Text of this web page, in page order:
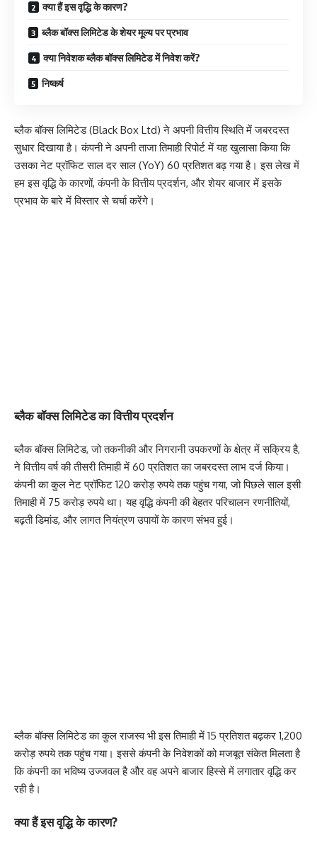
क्या हैं इस वृद्धि के कारण?
ब्लैक बॉक्स लिमिटेड के शेयर मूल्य पर प्रभाव
क्या निवेशक ब्लैक बॉक्स लिमिटेड में निवेश करें?
निष्कर्ष
ब्लैक बॉक्स लिमिटेड (Black Box Ltd) ने अपनी वित्तीय स्थिति में जबरदस्त
सुधार दिखाया है। कंपनी ने अपनी ताजा तिमाही रिपोर्ट में यह खुलासा किया कि
उसका नेट प्रॉफिट साल दर साल (YoY) 60 प्रतिशत बढ़ गया है। इस लेख में
हम इस वृद्धि के कारणों, कंपनी के वित्तीय प्रदर्शन, और शेयर बाजार में इसके
प्रभाव के बारे में विस्तार से चर्चा करेंगे।
ब्लैक बॉक्स लिमिटेड का वित्तीय प्रदर्शन
ब्लैक बॉक्स लिमिटेड, जो तकनीकी और निगरानी उपकरणों के क्षेत्र में सक्रिय है,
ने वित्तीय वर्ष की तीसरी तिमाही में 60 प्रतिशत का जबरदस्त लाभ दर्ज किया।
कंपनी का कुल नेट प्रॉफिट 120 करोड़ रुपये तक पहुंच गया, जो पिछले साल इसी
तिमाही में 75 करोड़ रुपये था। यह वृद्धि कंपनी की बेहतर परिचालन रणनीतियों,
बढ़ती डिमांड, और लागत नियंत्रण उपायों के कारण संभव हुई।
ब्लैक बॉक्स लिमिटेड का कुल राजस्व भी इस तिमाही में 15 प्रतिशत बढ़कर 1,200
करोड़ रुपये तक पहुंच गया। इससे कंपनी के निवेशकों को मजबूत संकेत मिलता है
कि कंपनी का भविष्य उज्जवल है और वह अपने बाजार हिस्से में लगातार वृद्धि कर
रही है।
क्या हैं इस वृद्धि के कारण?